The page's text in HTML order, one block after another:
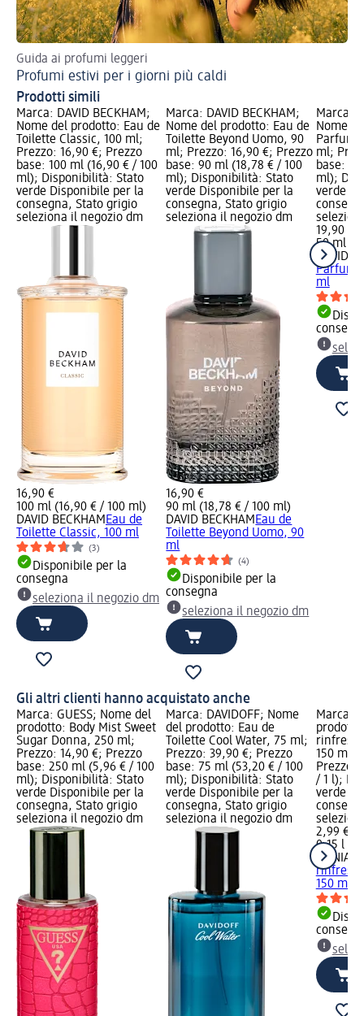
Guida ai profumi leggeri
Profumi estivi per i giorni più caldi
Prodotti simili
Marca: DAVID BECKHAM;
Nome del prodotto: Eau de
Toilette Classic, 100 ml;
Prezzo: 16,90 €; Prezzo
base: 100 ml (16,90 € / 100
ml); Disponibilità: Stato
verde Disponibile per la
consegna, Stato grigio
seleziona il negozio dm
16,90 €
100 ml (16,90 € / 100 ml)
DAVID BECKHAMEau de
Toilette Classic, 100 ml
(3)
Disponibile per la
consegna
seleziona il negozio dm
Marca: DAVID BECKHAM;
Nome del prodotto: Eau de
Toilette Beyond Uomo, 90
ml; Prezzo: 16,90 €; Prezzo
base: 90 ml (18,78 € / 100
ml); Disponibilità: Stato
verde Disponibile per la
consegna, Stato grigio
seleziona il negozio dm
16,90 €
90 ml (18,78 € / 100 ml)
DAVID BECKHAMEau de
Toilette Beyond Uomo, 90
ml
(4)
Disponibile per la
consegna
seleziona il negozio dm
Marca:
Nome
Parfum
ml;
base:
ml);
verde
19,90 €
50 ml
DAVID
Parfum
ml
Gli altri clienti hanno acquistato anche
Marca: GUESS; Nome del
prodotto: Body Mist Sweet
Sugar Donna, 250 ml;
Prezzo: 14,90 €; Prezzo
base: 250 ml (5,96 € / 100
ml); Disponibilità: Stato
verde Disponibile per la
consegna, Stato grigio
seleziona il negozio dm
Marca: DAVIDOFF; Nome
del prodotto: Eau de
Toilette Cool Water, 75 ml;
Prezzo: 39,90 €; Prezzo
base: 75 ml (53,20 € / 100
ml); Disponibilità: Stato
verde Disponibile per la
consegna, Stato grigio
seleziona il negozio dm
Marca:
150 ml;
Prezzo
/ 1 l);
verde
2,99 €
0,15 l
150 ml